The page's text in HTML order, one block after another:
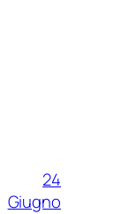
24
Giugno